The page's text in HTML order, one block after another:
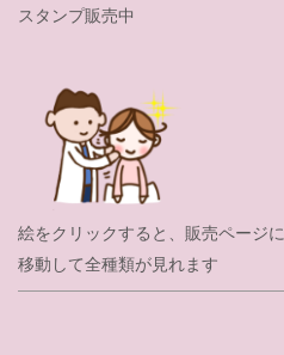
スタンプ販売中
絵をクリックすると、販売ページに
移動して全種類が見れます